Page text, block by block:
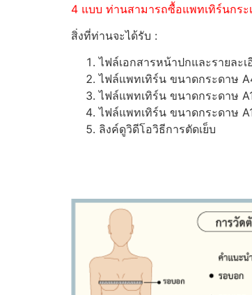
4 แบบ ท่านสามารถซื้อแพทเทิร์นกระ
สิ่งที่ท่านจะได้รับ :
ไฟล์เอกสารหน้าปกและรายละ
ไฟล์แพทเทิร์น ขนาดกระดาษ
ไฟล์แพทเทิร์น ขนาดกระดาษ
ไฟล์แพทเทิร์น ขนาดกระดาษ
ลิงค์ดูวิดีโอวิธีการตัดเย็บ